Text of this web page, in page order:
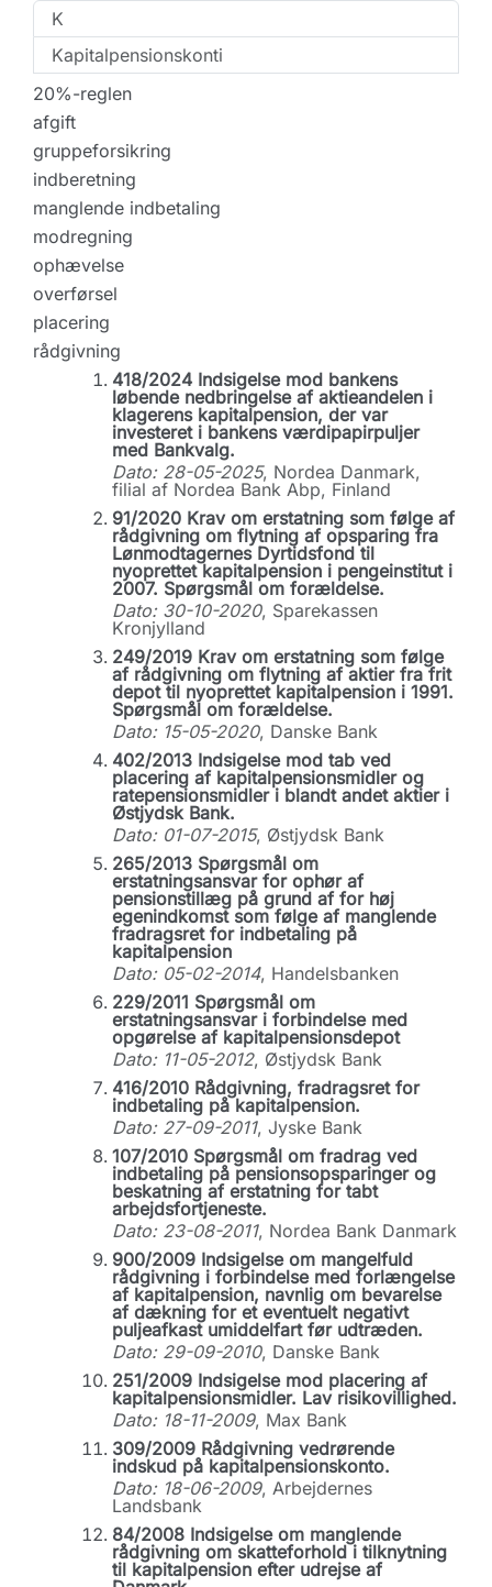
K
Kapitalpensionskonti
20%-reglen
afgift
gruppeforsikring
indberetning
manglende indbetaling
modregning
ophævelse
overførsel
placering
rådgivning
418/2024 Indsigelse mod bankens
løbende nedbringelse af aktieandelen i
klagerens kapitalpension, der var
investeret i bankens værdipapirpuljer
med Bankvalg.
Dato: 28-05-2025, Nordea Danmark,
filial af Nordea Bank Abp, Finland
91/2020 Krav om erstatning som følge af
rådgivning om flytning af opsparing fra
Lønmodtagernes Dyrtidsfond til
nyoprettet kapitalpension i pengeinstitut i
2007. Spørgsmål om forældelse.
Dato: 30-10-2020, Sparekassen
Kronjylland
249/2019 Krav om erstatning som følge
af rådgivning om flytning af aktier fra frit
depot til nyoprettet kapitalpension i 1991.
Spørgsmål om forældelse.
Dato: 15-05-2020, Danske Bank
402/2013 Indsigelse mod tab ved
placering af kapitalpensionsmidler og
ratepensionsmidler i blandt andet aktier i
Østjydsk Bank.
Dato: 01-07-2015, Østjydsk Bank
265/2013 Spørgsmål om
erstatningsansvar for ophør af
pensionstillæg på grund af for høj
egenindkomst som følge af manglende
fradragsret for indbetaling på
kapitalpension
Dato: 05-02-2014, Handelsbanken
229/2011 Spørgsmål om
erstatningsansvar i forbindelse med
opgørelse af kapitalpensionsdepot
Dato: 11-05-2012, Østjydsk Bank
416/2010 Rådgivning, fradragsret for
indbetaling på kapitalpension.
Dato: 27-09-2011, Jyske Bank
107/2010 Spørgsmål om fradrag ved
indbetaling på pensionsopsparinger og
beskatning af erstatning for tabt
arbejdsfortjeneste.
Dato: 23-08-2011, Nordea Bank Danmark
900/2009 Indsigelse om mangelfuld
rådgivning i forbindelse med forlængelse
af kapitalpension, navnlig om bevarelse
af dækning for et eventuelt negativt
puljeafkast umiddelfart før udtræden.
Dato: 29-09-2010, Danske Bank
251/2009 Indsigelse mod placering af
kapitalpensionsmidler. Lav risikovillighed.
Dato: 18-11-2009, Max Bank
309/2009 Rådgivning vedrørende
indskud på kapitalpensionskonto.
Dato: 18-06-2009, Arbejdernes
Landsbank
84/2008 Indsigelse om manglende
rådgivning om skatteforhold i tilknytning
til kapitalpension efter udrejse af